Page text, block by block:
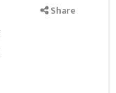
Share